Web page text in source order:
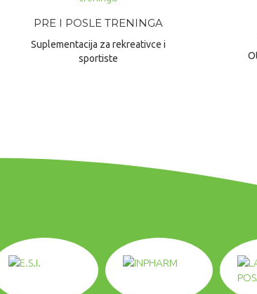
PRE I POSLE TRENINGA
Suplementacija za rekreativce i
sportiste